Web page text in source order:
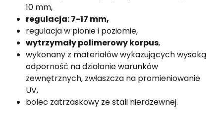
10 mm,
regulacja: 7-17 mm,
regulacja w pionie i poziomie,
wytrzymały polimerowy korpus,
wykonany z materiałów wykazujących wysoką
odporność na działanie warunków
zewnętrznych, zwłaszcza na promieniowanie
UV,
bolec zatrzaskowy ze stali nierdzewnej.